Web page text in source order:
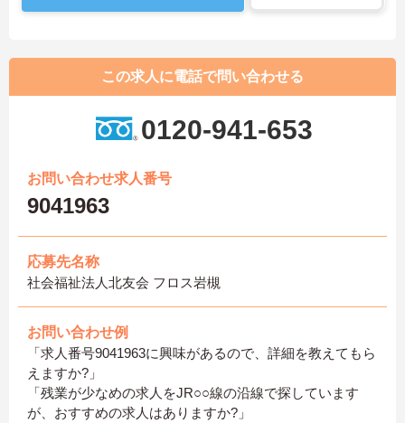
この求人に電話で問い合わせる
0120-941-653
お問い合わせ求人番号
9041963
応募先名称
社会福祉法人北友会 フロス岩槻
お問い合わせ例
「求人番号9041963に興味があるので、詳細を教えてもら
えますか?」
「残業が少なめの求人をJR○○線の沿線で探しています
が、おすすめの求人はありますか?」